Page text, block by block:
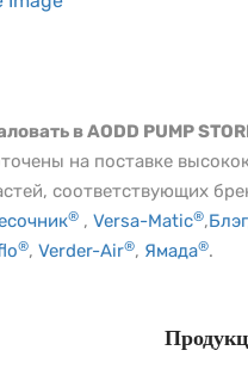
в AODD PUMP
на поставке
соответствующих
® , Versa-Matic®,
®, Verder-Air®, Ямада®.